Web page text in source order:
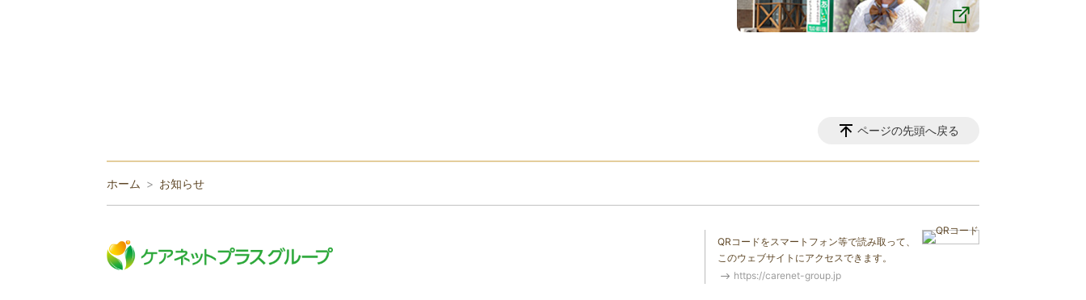
ページの先頭へ戻る
ホーム お知らせ
QRコードをスマートフォン等で読み取って、
このウェブサイトにアクセスできます。
https://carenet-group.jp